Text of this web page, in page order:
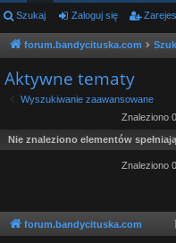
ię
ce
j
…
or
a
Szukaj Zaloguj się
forum.bandycituska.com
Aktywne tematy
Wyszukiwanie zaawansowane
Znaleziono
Nie znaleziono elementów
Znaleziono
forum.bandycituska.com